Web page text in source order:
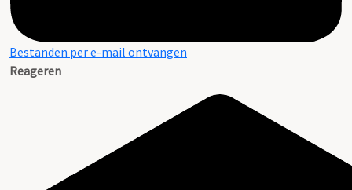
Bestanden per e-mail ontvangen
Reageren